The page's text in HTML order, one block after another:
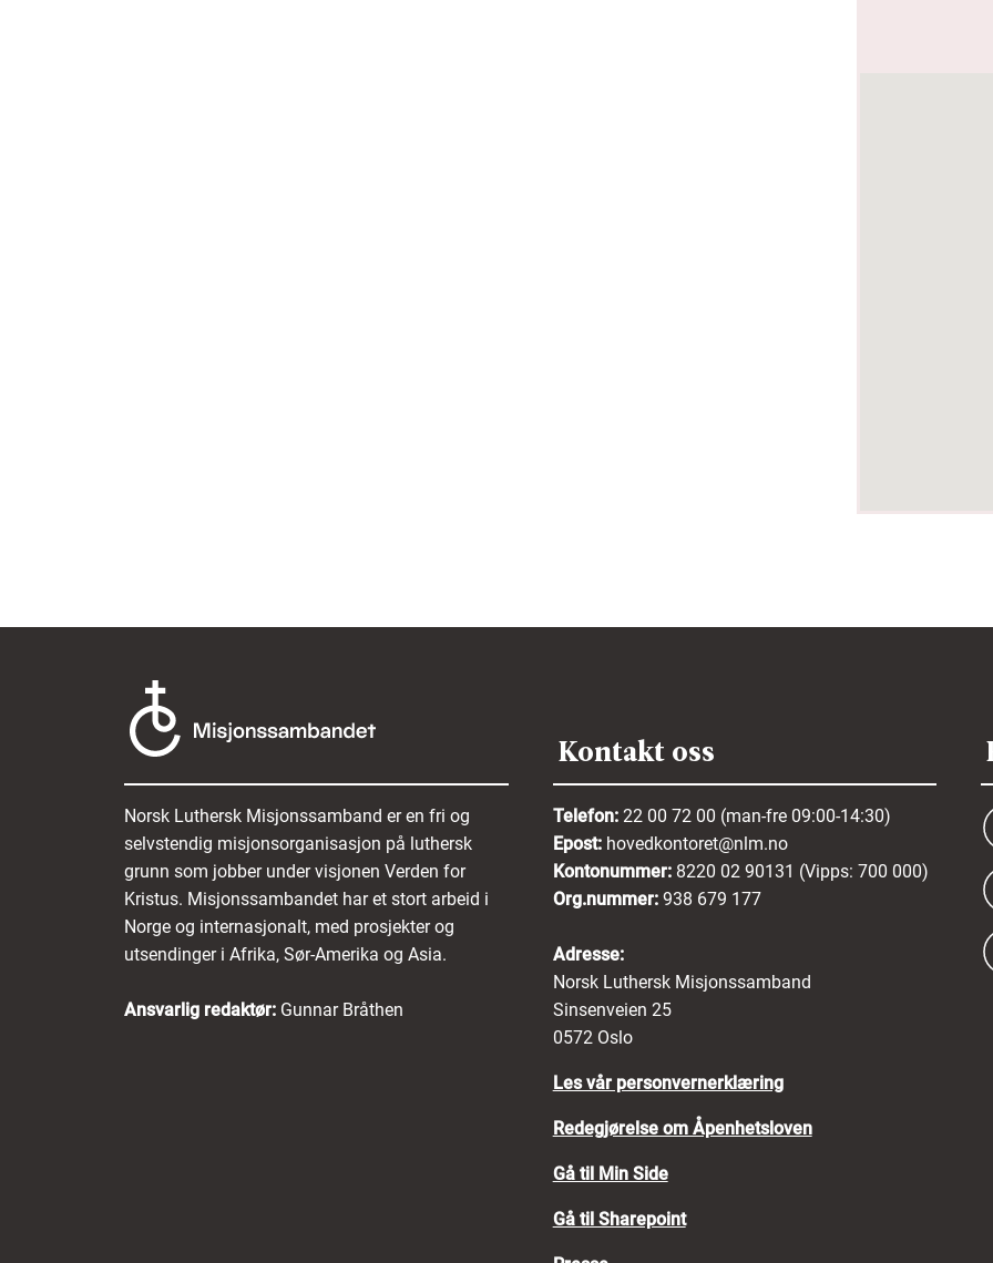
Norsk Luthersk Misjonssamband er en fri og
selvstendig misjonsorganisasjon på luthersk
grunn som jobber under visjonen Verden for
Kristus. Misjonssambandet har et stort arbeid i
Norge og internasjonalt, med prosjekter og
utsendinger i Afrika, Sør-Amerika og Asia.
Ansvarlig redaktør: Gunnar Bråthen
Kontakt oss
Telefon: 22 00 72 00 (man-fre 09:00-14:30)
Epost: hovedkontoret@nlm.no
Kontonummer: 8220 02 90131 (Vipps: 700 000)
Org.nummer: 938 679 177
Adresse:
Norsk Luthersk Misjonssamband
Sinsenveien 25
0572 Oslo
Les vår personvernerklæring
Redegjørelse om Åpenhetsloven
Gå til Min Side
Gå til Sharepoint